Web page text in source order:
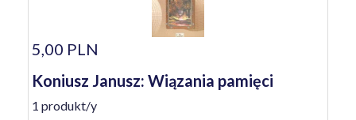
5,00 PLN
Koniusz Janusz: Wiązania pamięci
1 produkt/y